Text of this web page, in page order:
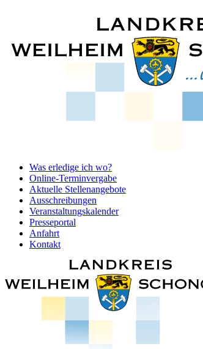
Was erledige ich wo?
Online-Terminvergabe
Aktuelle Stellenangebote
Ausschreibungen
Veranstaltungskalender
Presseportal
Anfahrt
Kontakt